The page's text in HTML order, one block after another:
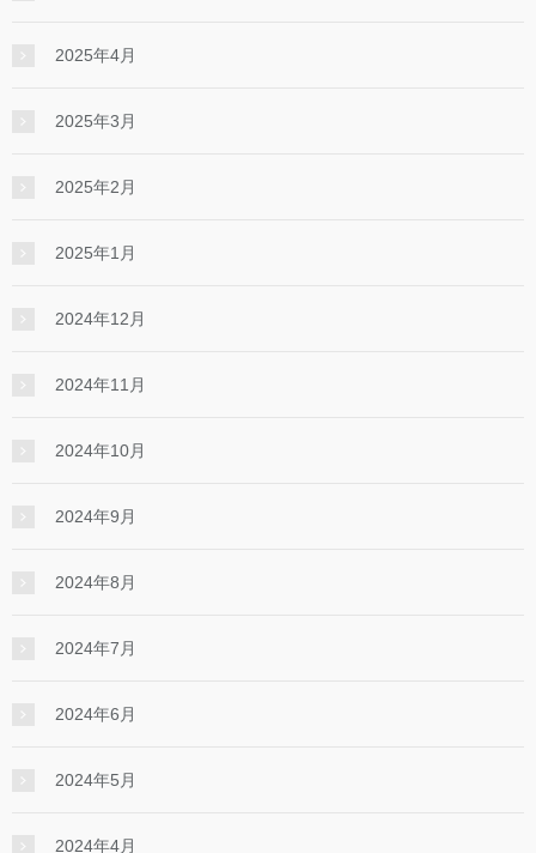
2025年4月
2025年3月
2025年2月
2025年1月
2024年12月
2024年11月
2024年10月
2024年9月
2024年8月
2024年7月
2024年6月
2024年5月
2024年4月